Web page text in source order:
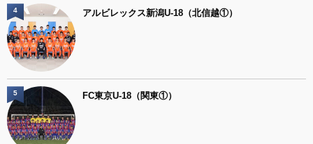
アルビレックス新潟U-18（北信越①）
4
FC東京U-18（関東①）
5